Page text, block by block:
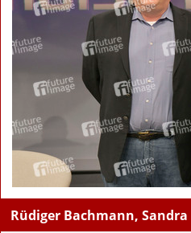
Rüdiger Bachmann,